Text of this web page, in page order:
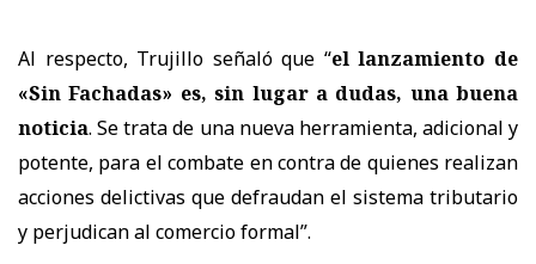
Al respecto, Trujillo señaló que “el lanzamiento de
«Sin Fachadas» es, sin lugar a dudas, una buena
noticia. Se trata de una nueva herramienta, adicional y
potente, para el combate en contra de quienes realizan
acciones delictivas que defraudan el sistema tributario
y perjudican al comercio formal”.